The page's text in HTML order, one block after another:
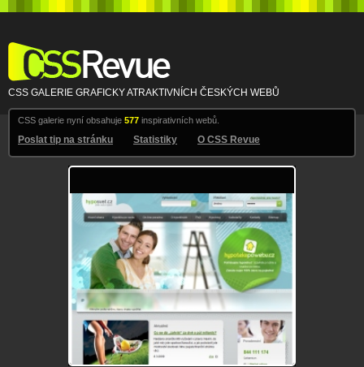
CSS Revue
CSS GALERIE GRAFICKY ATRAKTIVNÍCH ČESKÝCH WEBŮ
CSS galerie nyní obsahuje 577 inspirativních webů.
Poslat tip na stránku Statistiky O CSS Revue